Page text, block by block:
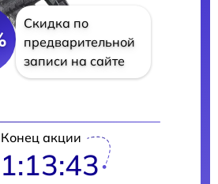
Скидка по
предварительной
записи на сайте
Конец акции